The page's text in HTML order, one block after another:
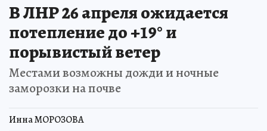
В ЛНР 26 апреля ожидается
потепление до +19° и
порывистый ветер
Местами возможны дожди и ночные
заморозки на почве
Инна МОРОЗОВА